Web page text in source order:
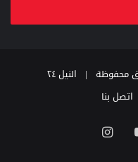
النيل ٢٤
اتصل بنا
يوتيوب